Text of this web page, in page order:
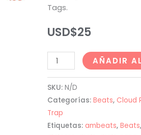
Tags.
USD$25
Saramalacara
x
Rojuu
x
Bladee
Type
AÑADIR
SKU: N/D
Categorías: Beats, Cloud
Trap
Etiquetas: ambeats, Beats,